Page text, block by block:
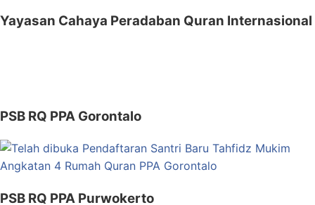
Yayasan Cahaya Peradaban Quran Internasional
PSB RQ PPA Gorontalo
PSB RQ PPA Purwokerto